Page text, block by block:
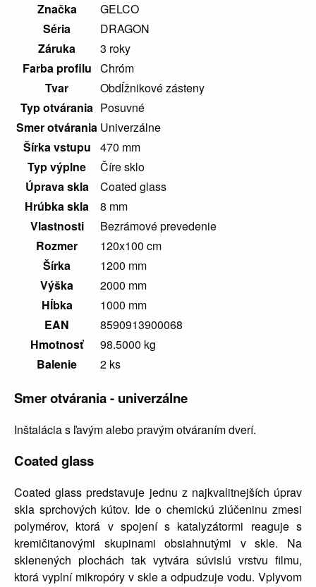
Značka
GELCO
Séria
DRAGON
Záruka
3 roky
Farba profilu Chróm
Tvar
Obdĺžnikové zásteny
Typ otvárania Posuvné
Smer otvárania Univerzálne
Šírka vstupu
470 mm
Typ výplne
Číre sklo
Úprava skla
Coated glass
Hrúbka skla
8 mm
Vlastnosti
Bezrámové prevedenie
Rozmer
120x100 cm
Šírka
1200 mm
Výška
2000 mm
Hĺbka
1000 mm
EAN
8590913900068
Hmotnosť
98.5000 kg
Balenie
2 ks
Smer otvárania - univerzálne
Inštalácia s ľavým alebo pravým otváraním dverí.
Coated glass
Coated glass predstavuje jednu z najkvalitnejších úprav
skla sprchových kútov. Ide o chemickú zlúčeninu zmesi
polymérov, ktorá v spojení s katalyzátormi reaguje s
kremičitanovými skupinami obsiahnutými v skle. Na
sklenených plochách tak vytvára súvislú vrstvu filmu,
ktorá vyplní mikropóry v skle a odpudzuje vodu. Vplyvom